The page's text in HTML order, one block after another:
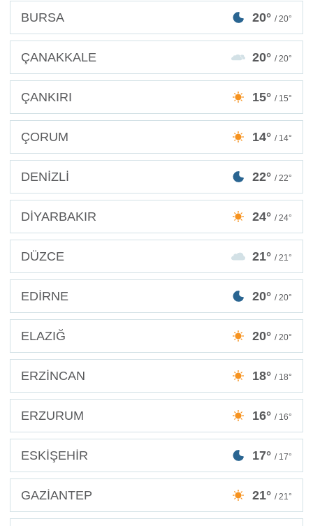
BURSA 20° / 20°
ÇANAKKALE 20° / 20°
ÇANKIRI 15° / 15°
ÇORUM 14° / 14°
DENİZLİ 22° / 22°
DİYARBAKIR 24° / 24°
DÜZCE 21° / 21°
EDİRNE 20° / 20°
ELAZIĞ 20° / 20°
ERZİNCAN 18° / 18°
ERZURUM 16° / 16°
ESKİŞEHİR 17° / 17°
GAZİANTEP 21° / 21°